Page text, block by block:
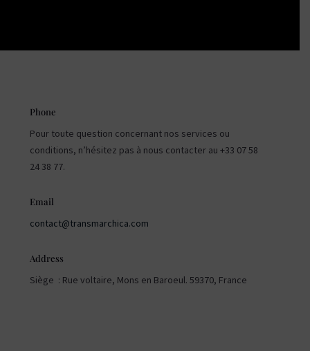
Phone
Pour toute question concernant nos services ou
conditions, n’hésitez pas à nous contacter au +33 07 58
24 38 77.
Email
contact@transmarchica.com
Address
Siège : Rue voltaire, Mons en Baroeul. 59370, France